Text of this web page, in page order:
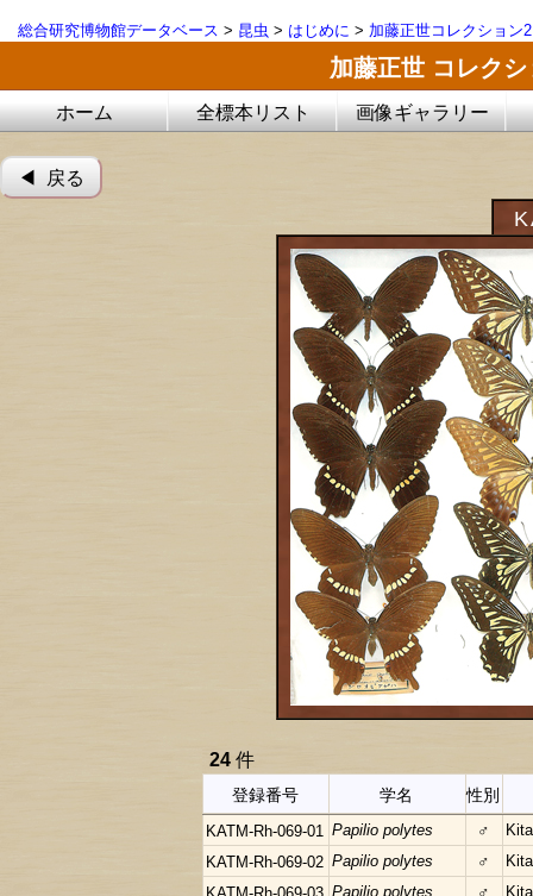
総合研究博物館データベース > 昆虫 > はじめに > 加藤正世コレクション2
加藤正世 コレク
ホーム 全標本リスト 画像ギャラリー
◀︎ 戻る
24 件
登録番号 学名 性別
KATM-Rh-069-01 Papilio polytes ♂
KATM-Rh-069-02 Papilio polytes ♂
Papilio polytes